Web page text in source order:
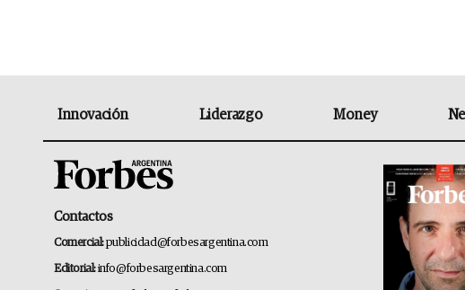
Innovación Liderazgo Money
Contactos
Comercial:publicidad@forbesargentina.com
Editorial:info@forbesargentina.com